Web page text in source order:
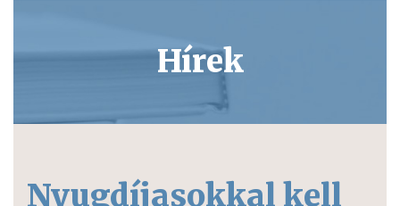
Hírek
Nyugdíjasokkal kell